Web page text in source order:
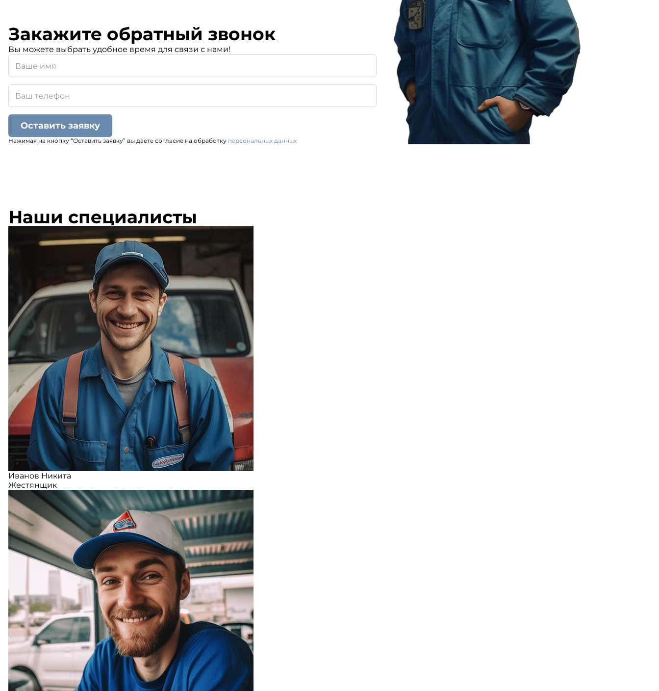
Закажите обратный звонок
Вы можете выбрать удобное время для связи с нами!
Оставить заявку
Нажимая на кнопку “Оставить заявку” вы даете согласие на обработку персональных данных
Наши специалисты
Иванов Никита
Жестянщик